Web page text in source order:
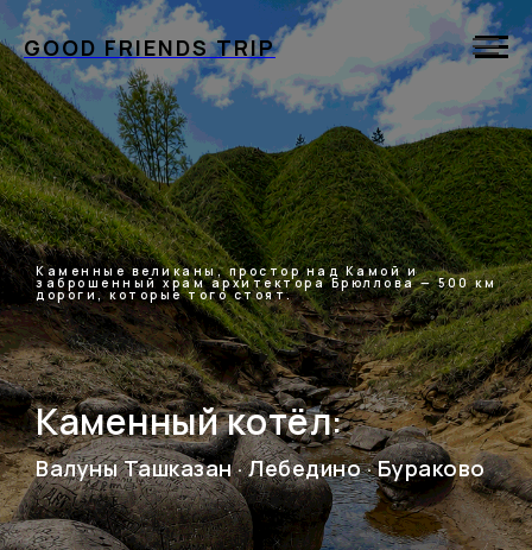
GOOD FRIENDS TRIP
Каменные великаны, простор над Камой и
заброшенный храм архитектора Брюллова — 500 км
дороги, которые того стоят.
Каменный котёл:
Валуны Ташказан · Лебедино · Бураково